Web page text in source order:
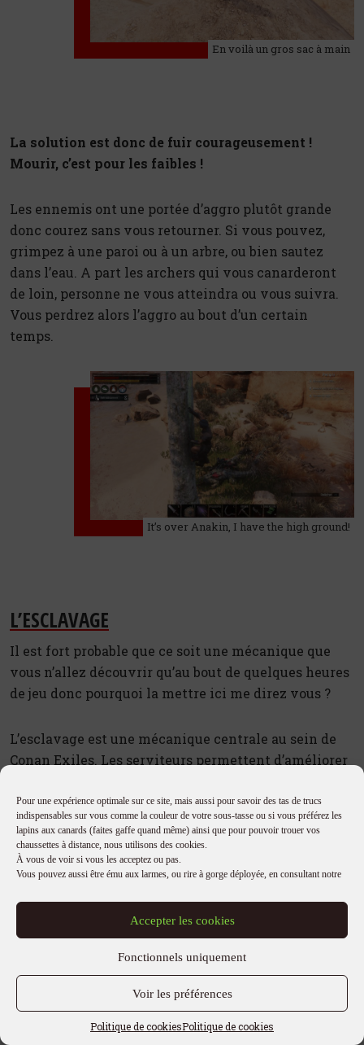
Pour une expérience optimale sur ce site, mais aussi pour savoir des tas de trucs
indispensables sur vous comme la couleur de votre sous-tasse ou si vous préférez les
lapins aux canards (faites gaffe quand même) ainsi que pour pouvoir trouer vos
chaussettes à distance, nous utilisons des cookies.
À vous de voir si vous les acceptez ou pas.
Vous pouvez aussi être ému aux larmes, ou rire à gorge déployée, en consultant notre
Accepter les cookies
Fonctionnels uniquement
Voir les préférences
Politique de cookiesPolitique de cookies
En voilà un gros sac à main
La solution est donc de fuir courageusement !
Mourir, c’est pour les faibles !
Les ennemis ont une portée d’aggro plutôt grande
donc courez sans vous retourner. Si vous pouvez,
grimpez à une paroi ou à un arbre, ou bien sautez
dans l’eau. A part les archers qui vous canarderont
de loin, personne ne vous atteindra ou vous suivra.
Vous perdrez alors l’aggro au bout d’un certain
temps.
It’s over Anakin, I have the high ground!
L’ESCLAVAGE
Il est fort probable que ce soit une mécanique que
vous n’allez découvrir qu’au bout de quelques heures
de jeu donc pourquoi la mettre ici me direz vous ?
L’esclavage est une mécanique centrale au sein de
Conan Exiles. Les serviteurs permettent d’améliorer
combattre à vos côtés.
Avant de partir au marché des esclaves, vous devez
placer une roue de la souffrance. C’est le bâtiment
faire devenir esclaves. Il y a plusieurs tailles, de
petite à grande roue, pour accueillir plusieurs invités
Comment placer un serviteur sur la roue ? En lui
tapant dessus évidemment !Mais pas avec une